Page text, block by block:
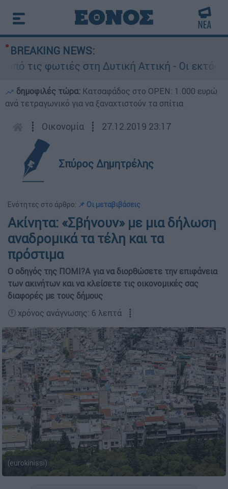
BREAKING NEWS:
φωτιές στη Δυτική Αττική - Οι εκτάσεις
δημοφιλές τώρα: Κατσαφάδος στο OPEN: 1.000 ευρώ
ανά τετραγωνικό για να ξαναχτιστούν τα σπίτια
┋ Οικονομία ┋ 27.12.2019 23:17
Σπύρος Δημητρέλης
Ενότητες στο άρθρο: 📌 Οι μεταβιβάσεις
Ακίνητα: «Σβήνουν» µε µια δήλωση
αναδροµικά τα τέλη και τα
πρόστιµα
Ο οδηγός της ΠΟΜΙ?Α για να διορθώσετε την επιφάνεια
των ακινήτων και να κλείσετε τις οικονοµικές σας
διαφορές µε τους δήµους
🕛 χρόνος ανάγνωσης: 6 λεπτά ┋
(eurokinissi)